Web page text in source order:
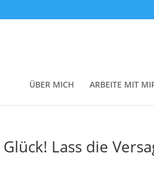
ÜBER MICH ARBEITE MIT
Lass die